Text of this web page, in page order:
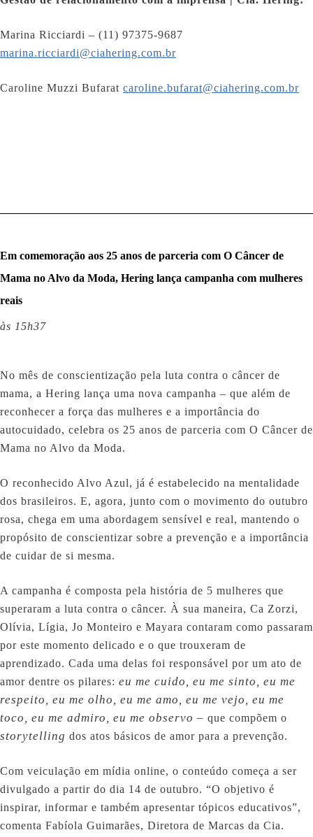
Marina Ricciardi – (11) 97375-9687
marina.ricciardi@ciahering.com.br
Caroline Muzzi Bufarat caroline.bufarat@ciahering.com.br
Em comemoração aos 25 anos de parceria com O Câncer de
Mama no Alvo da Moda, Hering lança campanha com mulheres
reais
às 15h37
No mês de conscientização pela luta contra o câncer de
mama, a Hering lança uma nova campanha – que além de
reconhecer a força das mulheres e a importância do
autocuidado, celebra os 25 anos de parceria com O Câncer de
Mama no Alvo da Moda.
O reconhecido Alvo Azul, já é estabelecido na mentalidade
dos brasileiros. E, agora, junto com o movimento do outubro
rosa, chega em uma abordagem sensível e real, mantendo o
propósito de conscientizar sobre a prevenção e a importância
de cuidar de si mesma.
A campanha é composta pela história de 5 mulheres que
superaram a luta contra o câncer. À sua maneira, Ca Zorzi,
Olívia, Lígia, Jo Monteiro e Mayara contaram como passaram
por este momento delicado e o que trouxeram de
aprendizado. Cada uma delas foi responsável por um ato de
amor dentre os pilares: eu me cuido, eu me sinto, eu me
respeito, eu me olho, eu me amo, eu me vejo, eu me
toco, eu me admiro, eu me observo – que compõem o
storytelling dos atos básicos de amor para a prevenção.
Com veiculação em mídia online, o conteúdo começa a ser
divulgado a partir do dia 14 de outubro. “O objetivo é
inspirar, informar e também apresentar tópicos educativos”,
comenta Fabíola Guimarães, Diretora de Marcas da Cia.